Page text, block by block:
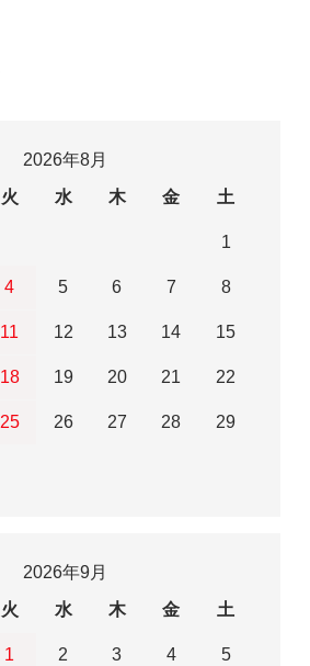
2026年8月
火 水 木 金 土
1
4 5 6 7 8
11 12 13 14 15
18 19 20 21 22
25 26 27 28 29
2026年9月
火 水 木 金 土
1 2 3 4 5